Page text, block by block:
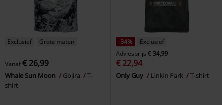
Exclusief Grote maten
Vanaf€ 26,99
Whale Sun Moon Gojira
T-
shirt
-34%
Exclusief
Adviesprijs € 34,99
€ 22,94
Only Guy Linkin Park T-shirt